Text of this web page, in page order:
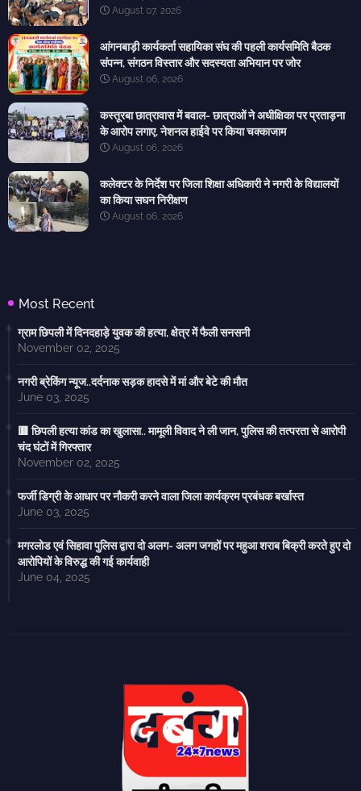
August 07, 2026
आंगनबाड़ी कार्यकर्ता सहायिका संघ की पहली कार्यसमिति बैठक
संपन्न, संगठन विस्तार और सदस्यता अभियान पर जोर
August 06, 2026
कस्तूरबा छात्रावास में बवाल- छात्राओं ने अधीक्षिका पर प्रताड़ना
के आरोप लगाए, नेशनल हाईवे पर किया चक्काजाम
August 06, 2026
कलेक्टर के निर्देश पर जिला शिक्षा अधिकारी ने नगरी के विद्यालयों
का किया सघन निरीक्षण
August 06, 2026
Most Recent
ग्राम छिपली में दिनदहाड़े युवक की हत्या, क्षेत्र में फैली सनसनी
November 02, 2025
नगरी ब्रेकिंग न्यूज..दर्दनाक सड़क हादसे में मां और बेटे की मौत
June 03, 2025
🟥 छिपली हत्या कांड का खुलासा.. मामूली विवाद ने ली जान, पुलिस की तत्परता से आरोपी
चंद घंटों में गिरफ्तार
November 02, 2025
फर्जी डिग्री के आधार पर नौकरी करने वाला जिला कार्यक्रम प्रबंधक बर्खास्त
June 03, 2025
मगरलोड एवं सिहावा पुलिस द्वारा दो अलग- अलग जगहों पर महुआ शराब बिक्री करते हुए दो
आरोपियों के विरुद्ध की गई कार्यवाही
June 04, 2025